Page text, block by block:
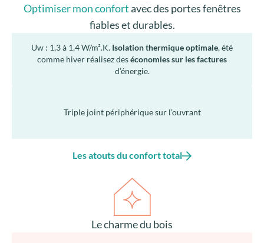
Optimiser mon confortavec des portes fenêtres
fiables et durables.
Uw : 1,3 à 1,4 W/m².K. Isolation thermique optimale, été
comme hiver réalisez deséconomies sur les factures
d’énergie.
Triple joint périphérique sur l’ouvrant
Les atouts du confort total
Le charme du bois